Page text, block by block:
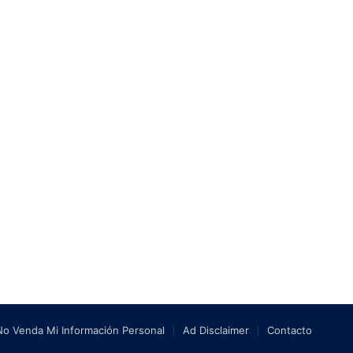
Venda Mi Información Personal Ad Disclaimer Contacto